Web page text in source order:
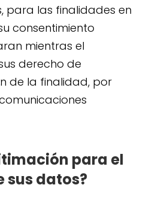
para las finalidades en
consentimiento
mientras el
derecho de
de la finalidad, por
para el
datos?